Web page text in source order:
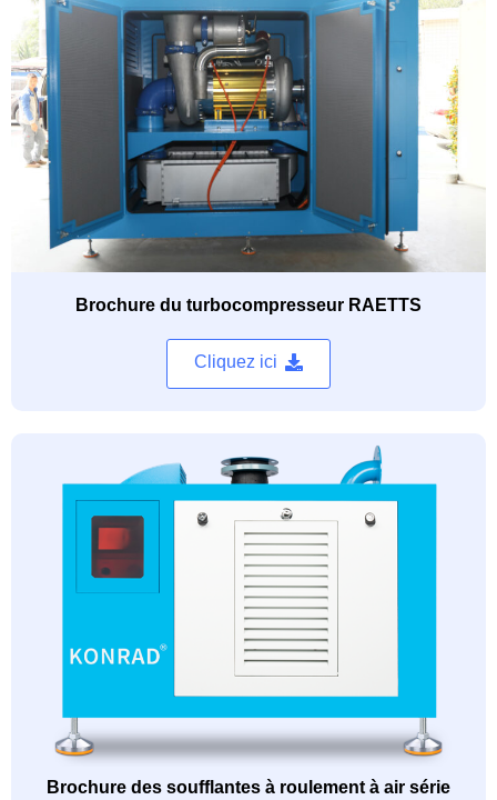
Brochure du turbocompresseur RAETTS
Cliquez ici
Brochure des soufflantes à roulement à air série